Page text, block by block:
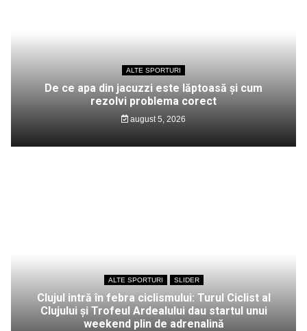
ALTE SPORTURI
De ce apa din jacuzzi este lăptoasă și cum
rezolvi problema corect
august 5, 2026
ALTE SPORTURI SLIDER
Clujul intră în febra ciclismului: Turul Ciclist al
Clujului și Trofeul Ardealului dau startul unui
weekend plin de adrenalină